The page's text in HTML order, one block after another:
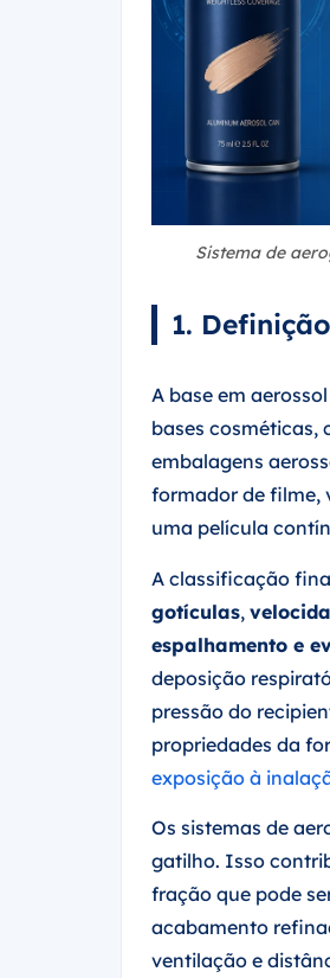
Sistema de
1.
A base em
bases cosméticas,
embalagens
formador de filme,
uma película
A classificação
gotículas,
espalhamento e
deposição
pressão do
propriedades da
exposição à
Os sistemas de
gatilho. Isso
fração que pode
acabamento
ventilação e